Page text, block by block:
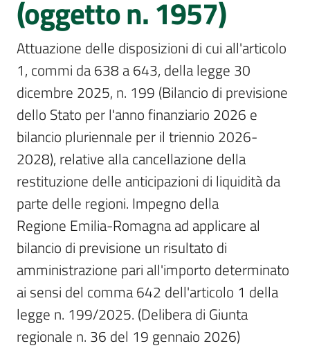
Per
i
media
Per
i
cittadini
(oggetto n. 1957)
Attuazione delle disposizioni di cui all'articolo
1, commi da 638 a 643, della legge 30
dicembre 2025, n. 199 (Bilancio di previsione
dello Stato per l'anno finanziario 2026 e
bilancio pluriennale per il triennio 2026-
2028), relative alla cancellazione della
restituzione delle anticipazioni di liquidità da
parte delle regioni. Impegno della
Regione Emilia-Romagna ad applicare al
bilancio di previsione un risultato di
amministrazione pari all'importo determinato
ai sensi del comma 642 dell'articolo 1 della
legge n. 199/2025. (Delibera di Giunta
regionale n. 36 del 19 gennaio 2026)